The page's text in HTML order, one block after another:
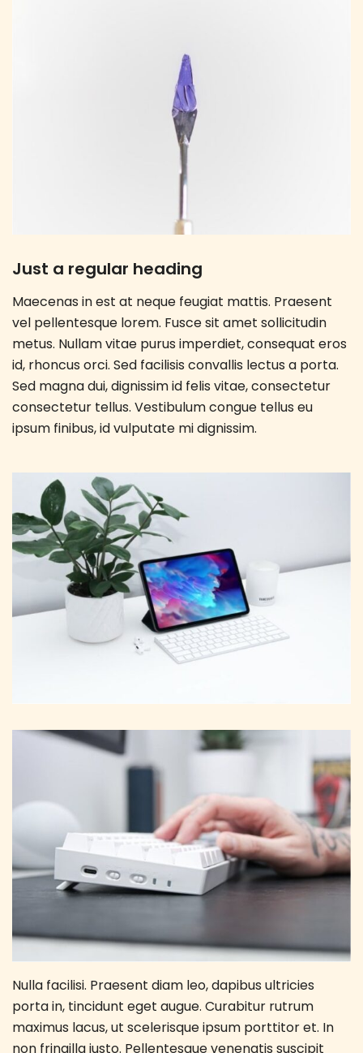
Just a regular heading
Maecenas in est at neque feugiat mattis. Praesent
vel pellentesque lorem. Fusce sit amet sollicitudin
metus. Nullam vitae purus imperdiet, consequat eros
id, rhoncus orci. Sed facilisis convallis lectus a porta.
Sed magna dui, dignissim id felis vitae, consectetur
consectetur tellus. Vestibulum congue tellus eu
ipsum finibus, id vulputate mi dignissim.
Nulla facilisi. Praesent diam leo, dapibus ultricies
porta in, tincidunt eget augue. Curabitur rutrum
maximus lacus, ut scelerisque ipsum porttitor et. In
non fringilla justo. Pellentesque venenatis suscipit